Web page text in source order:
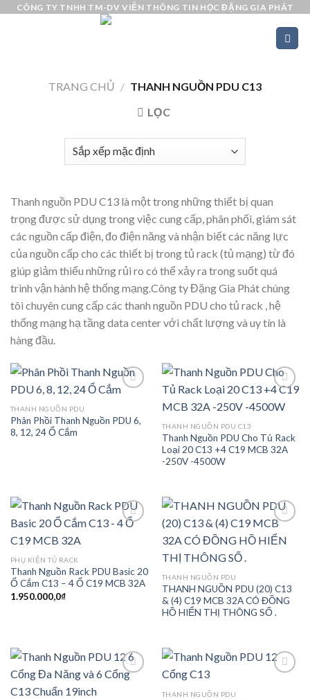
SkipCÔNG TY TNHH TM-DV VIỄN THÔNG TIN HỌC ĐẶNG GIA PHÁT
TRANG CHỦ / THANH NGUỒN PDU C13
LỌC
Thanh nguồn PDU C13 là một trong những thiết bị quan
trọng được sử dụng trong việc cung cấp, phân phối, giám sát
các nguồn cấp điện, đo điện năng và nhận biết các năng lực
của nguồn cấp cho các thiết bị trong tủ rack (tủ mạng) từ đó
giúp giảm thiểu những rủi ro có thể xảy ra trong suốt quá
trình vận hành hệ thống mạng.Công ty Đặng Gia Phát chúng
tôi chuyên cung cấp các thanh nguồn PDU cho tủ rack , hệ
thống mạng hạ tầng data center với chất lượng và uy tín là
hàng đầu.
Add to
THANH NGUỒN PDU
Phân Phồi Thanh Nguồn PDU 6,
8, 12, 24 Ổ Cắm
THANH NGUỒN PDU C13
Thanh Nguồn PDU Cho Tủ Rack
Loại 20 C13 +4 C19 MCB 32A
-250V -4500W
PHỤ KIỆN TỦ RACK
Thanh Nguồn Rack PDU Basic 20
Ổ Cắm C13 – 4 Ổ C19 MCB 32A
1.950.000,0₫
THANH NGUỒN PDU
THANH NGUỒN PDU (20) C13
& (4) C19 MCB 32A CÓ ĐỒNG
HỒ HIỂN THỊ THÔNG SỐ .
THANH NGUỒN PDU